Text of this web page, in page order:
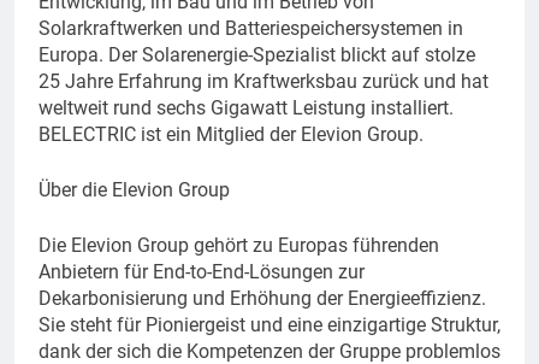
Solarkraftwerken und Batteriespeichersystemen in
Europa. Der Solarenergie-Spezialist blickt auf stolze
25 Jahre Erfahrung im Kraftwerksbau zurück und hat
weltweit rund sechs Gigawatt Leistung installiert.
BELECTRIC ist ein Mitglied der Elevion Group.
Über die Elevion Group
Die Elevion Group gehört zu Europas führenden
Anbietern für End-to-End-Lösungen zur
Dekarbonisierung und Erhöhung der Energieeffizienz.
Sie steht für Pioniergeist und eine einzigartige Struktur,
dank der sich die Kompetenzen der Gruppe problemlos